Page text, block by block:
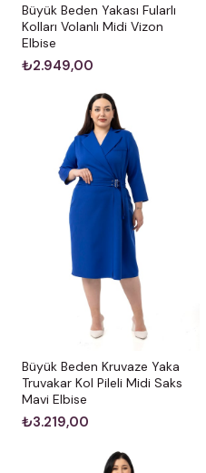
Büyük Beden Yakası Fularlı
Kolları Volanlı Midi Vizon
Elbise
₺2.949,00
Büyük Beden Kruvaze Yaka
Truvakar Kol Pileli Midi Saks
Mavi Elbise
₺3.219,00